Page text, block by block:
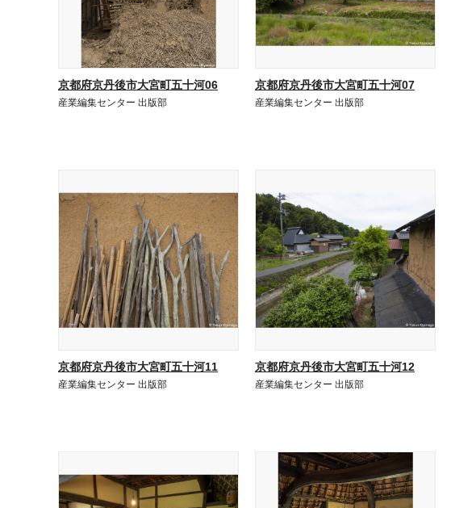
京都府京丹後市大宮町五十河06
産業編集センター 出版部
京都府京丹後市大宮町五十河07
産業編集センター 出版部
京都府京丹後市大宮町五十河11
産業編集センター 出版部
京都府京丹後市大宮町五十河12
産業編集センター 出版部